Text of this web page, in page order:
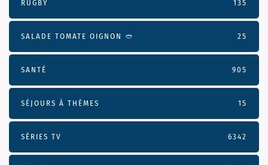
RUGBY 135
SALADE TOMATE OIGNON 🥙 25
SANTÉ 905
SÉJOURS À THÈMES 15
SÉRIES TV 6342